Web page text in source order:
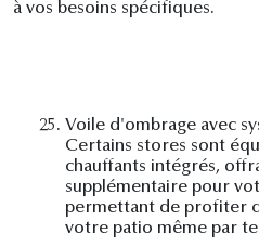
à vos besoins spécifiques.
25. Voile d'ombrage avec
Certains stores sont
chauffants intégrés,
supplémentaire pour
permettant de profiter
votre patio même par